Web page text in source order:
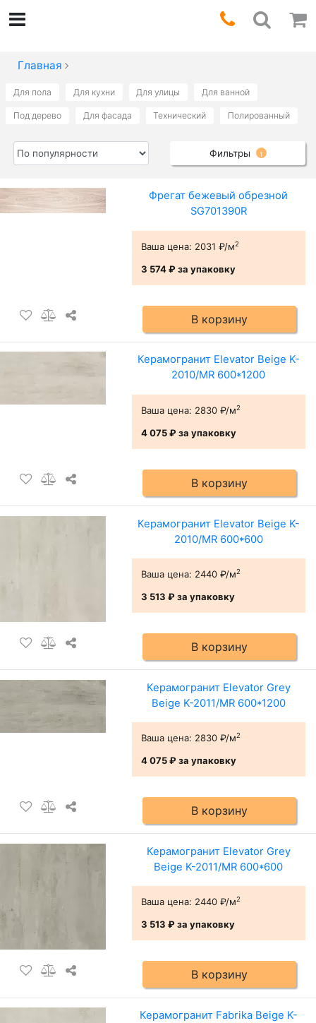
Главная
Для пола Для кухни Для улицы Для ванной
Под дерево Для фасада Технический Полированный
Фильтры 1
Фрегат бежевый обрезной
SG701390R
Ваша цена: 2031 ₽/м2
3 574 ₽за упаковку
В корзину
Керамогранит Elevator Beige K-
2010/MR 600*1200
Ваша цена: 2830 ₽/м2
4 075 ₽за упаковку
В корзину
Керамогранит Elevator Beige K-
2010/MR 600*600
Ваша цена: 2440 ₽/м2
3 513 ₽за упаковку
В корзину
Керамогранит Elevator Grey
Beige K-2011/MR 600*1200
Ваша цена: 2830 ₽/м2
4 075 ₽за упаковку
В корзину
Керамогранит Elevator Grey
Beige K-2011/MR 600*600
Ваша цена: 2440 ₽/м2
3 513 ₽за упаковку
В корзину
Керамогранит Fabrika Beige K-